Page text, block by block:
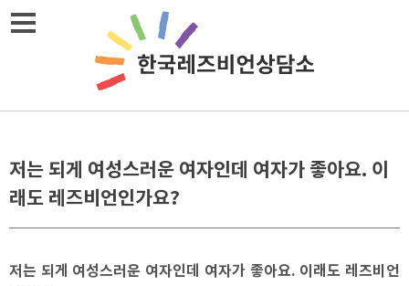
Skip
저는 되게 여성스러운 여자인데 여자가 좋아요. 이
래도 레즈비언인가요?
저는 되게 여성스러운 여자인데 여자가 좋아요. 이래도 레즈비언